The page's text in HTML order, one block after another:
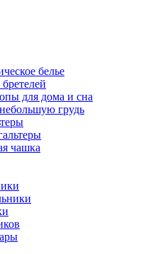
белье
для дома и сна
грудь
чашка